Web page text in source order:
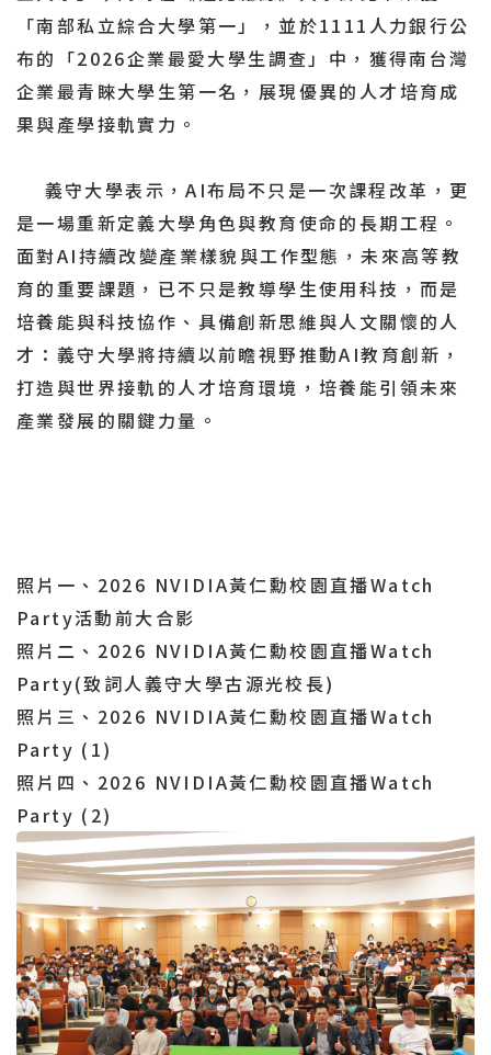
「南部私立綜合大學第一」，並於1111人力銀行公
布的「2026企業最愛大學生調查」中，獲得南台灣
企業最青睞大學生第一名，展現優異的人才培育成
果與產學接軌實力。
義守大學表示，AI布局不只是一次課程改革，更
是一場重新定義大學角色與教育使命的長期工程。
面對AI持續改變產業樣貌與工作型態，未來高等教
育的重要課題，已不只是教導學生使用科技，而是
培養能與科技協作、具備創新思維與人文關懷的人
才：義守大學將持續以前瞻視野推動AI教育創新，
打造與世界接軌的人才培育環境，培養能引領未來
產業發展的關鍵力量。
照片一、2026 NVIDIA黃仁勳校園直播Watch
Party活動前大合影
照片二、2026 NVIDIA黃仁勳校園直播Watch
Party(致詞人義守大學古源光校長)
照片三、2026 NVIDIA黃仁勳校園直播Watch
Party (1)
照片四、2026 NVIDIA黃仁勳校園直播Watch
Party (2)